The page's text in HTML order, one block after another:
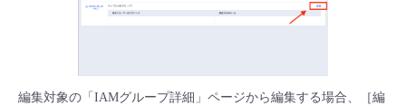
すべてのメニューを見る
- 登録情報の管理
協業パートナー
編集対象の「IAMグループ詳細」ページから編集する場合、［編